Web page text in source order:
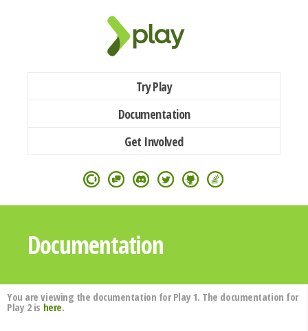
Try Play
Documentation
Get Involved
Documentation
You are viewing the documentation for Play 1. The documentation for
Play 2 is here.